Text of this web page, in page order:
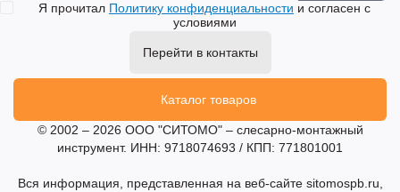
Я прочитал Политику конфиденциальности и согласен с
условиями
Перейти в контакты
Каталог товаров
© 2002 – 2026 ООО "СИТОМО" – слесарно-монтажный
инструмент. ИНН: 9718074693 / КПП: 771801001
Вся информация, представленная на веб-сайте sitomospb.ru,